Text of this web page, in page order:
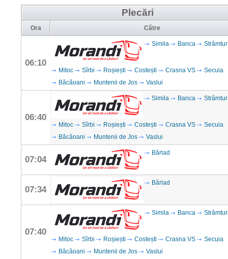
Plecări
Ora Către
06:10
Simila Banca
Mitoc Sîrbi Roșiești Costești Crasna VS
Secuia
Băcăoani
Muntenii de Jos Vaslui
06:40
Simila Banca
Mitoc Sîrbi Roșiești Costești Crasna VS
Secuia
Băcăoani
Muntenii de Jos Vaslui
07:04
Bârlad
07:34
Bârlad
07:40
Simila Banca
Mitoc Sîrbi Roșiești Costești Crasna VS
Secuia
Băcăoani
Muntenii de Jos Vaslui